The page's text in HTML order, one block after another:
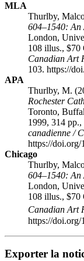
MLA
Thurlby,
604–1540: An
London,
108 illus., $70
Canadian Art
103. https://
APA
Thurlby, M.
Rochester
Toronto,
1999, 314
canadienne /
https://doi.org/
Chicago
Thurlby,
604–1540: An
London,
108 illus., $70
Canadian Art
https://doi.org/
Exporter la